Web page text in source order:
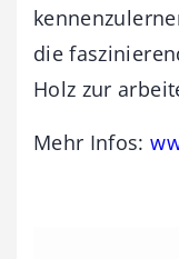
die
Holz zur
Mehr Infos: